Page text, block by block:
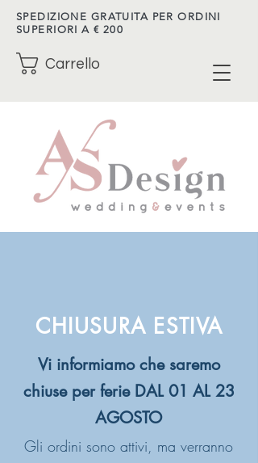
SPEDIZIONE GRATUITA PER ORDINI
SUPERIORI A € 200
Carrello
CHIUSURA ESTIVA
Vi informiamo che saremo
chiuse per ferie DAL 01 AL 23
AGOSTO
Gli ordini sono attivi, ma verranno